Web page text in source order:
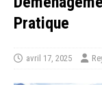
Pratique
avril 17, 2025